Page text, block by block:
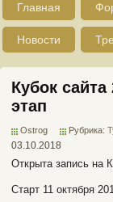
Главная
Новости
Кубок
этап
Ostrog Рубрика:
03.10.2018
Открыта запись на
Старт 11 октября